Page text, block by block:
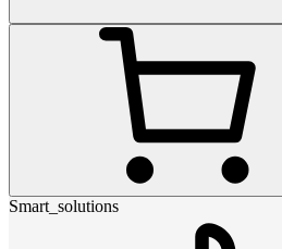
Smart_solutions